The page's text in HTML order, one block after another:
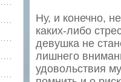
Ну, и конечно,
каких-либо
девушка не
лишнего
удовольствия